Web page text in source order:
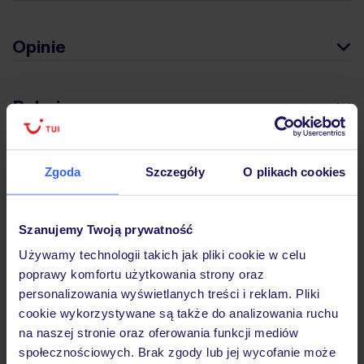
Zgoda Szczegóły O plikach cookies
Szanujemy Twoją prywatność
Używamy technologii takich jak pliki cookie w celu
poprawy komfortu użytkowania strony oraz
personalizowania wyświetlanych treści i reklam. Pliki
cookie wykorzystywane są także do analizowania ruchu
na naszej stronie oraz oferowania funkcji mediów
społecznościowych. Brak zgody lub jej wycofanie może
Opinie
Pokoje
Wyżywienie
Atrakcje
Ważne informacje
Często zadawane pytania